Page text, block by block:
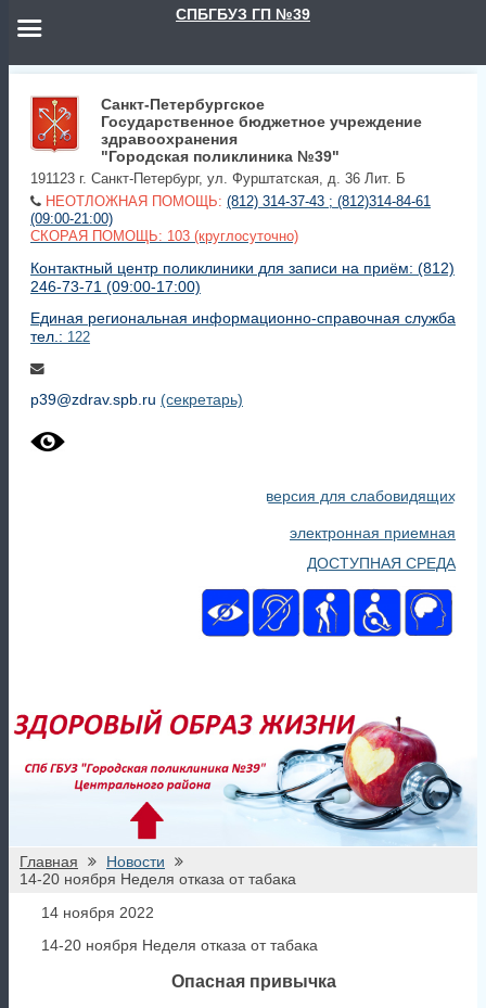
Санкт-Петербургское
Государственное бюджетное учреждение
здравоохранения
"Городская поликлиника №39"
191123 г. Санкт-Петербург, ул. Фурштатская, д. 36 Лит. Б
НЕОТЛОЖНАЯ ПОМОЩЬ: (812) 314-37-43 ; (812)314-84-61
(09:00-21:00)
СКОРАЯ ПОМОЩЬ: 103 (круглосуточно)
Контактный центр поликлиники для записи на приём: (812)
246-73-71 (09:00-17:00)
Единая региональная информационно-справочная служба
тел.: 122
p39@zdrav.spb.ru (секретарь)
версия для слабовидящих
электронная приемная
ДОСТУПНАЯ СРЕДА
Главная
Новости
14-20 ноября Неделя отказа от табака
14 ноября 2022
14-20 ноября Неделя отказа от табака
Опасная привычка
СПБГБУЗ ГП №39